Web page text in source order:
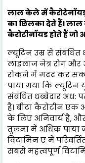
लाल केले में
का छिलका देते हैं।
कैरोटीनॉयड होते हैं जो
ल्यूटिन उम्र से
लाइलाज नेत्र रोग
रोकने में मदद कर
पाया गया कि ल्यूटिन
संबंधित धब्बेदार अध:
है। बीटा कैरोटीन एक
के लिए अनिवार्य है,
तुलना में अधिक पाया
विटामिन ए में
सबसे महत्वपूर्ण